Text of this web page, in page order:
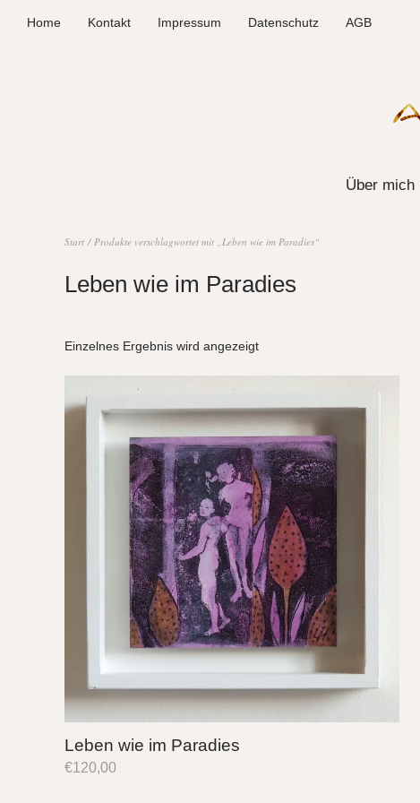
Home Kontakt Impressum Datenschutz AGB
Über mich
Start / Produkte verschlagwortet mit „Leben wie im Paradies“
Leben wie im Paradies
Einzelnes Ergebnis wird angezeigt
Leben wie im Paradies
€120,00